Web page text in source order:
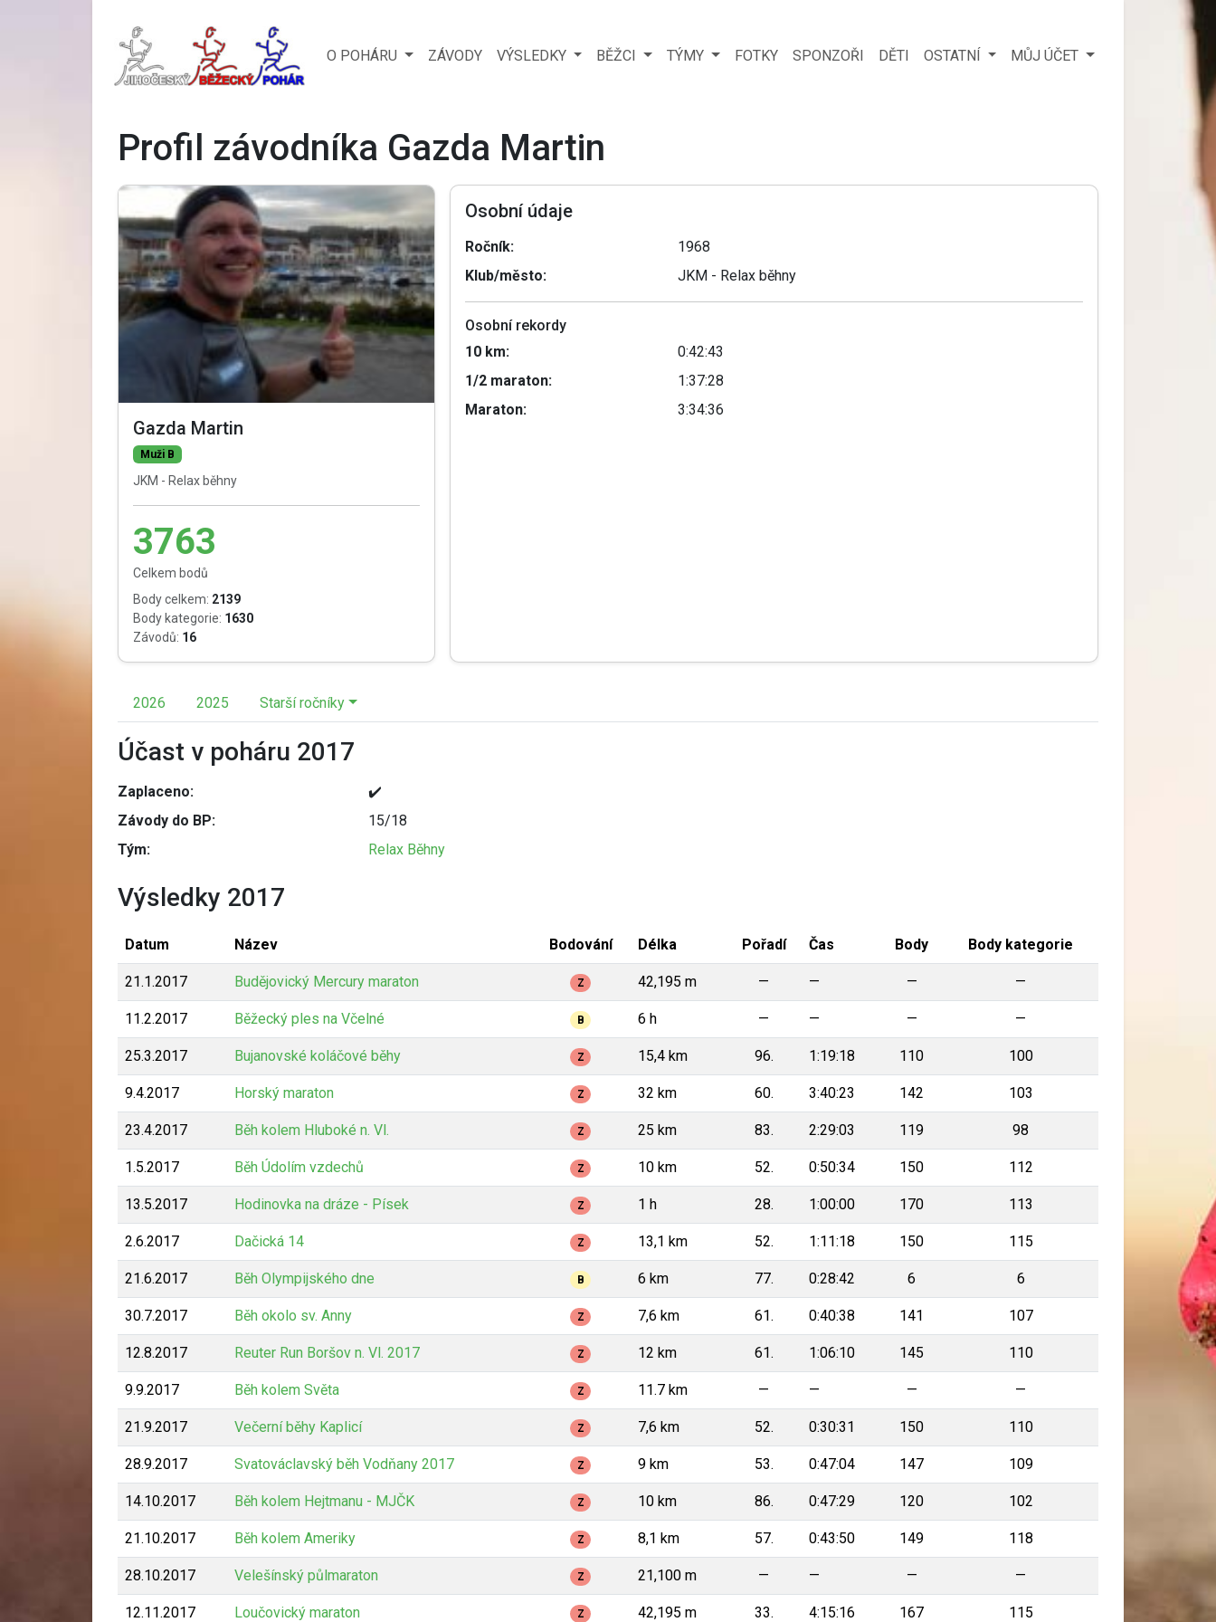
O POHÁRU ZÁVODY VÝSLEDKY BĚŽCI TÝMY FOTKY SPONZOŘI DĚTI OSTATNÍ MŮJ ÚČET
Profil závodníka Gazda Martin
Gazda Martin
Muži B
JKM - Relax běhny
3763
Celkem bodů
Body celkem: 2139
Body kategorie: 1630
Závodů: 16
Osobní údaje
Ročník:
1968
Klub/město:
JKM - Relax běhny
Osobní rekordy
10 km:
0:42:43
1/2 maraton:
1:37:28
Maraton:
3:34:36
2026 2025 Starší ročníky
Účast v poháru 2017
Zaplaceno:
✔️
Závody do BP:
15/18
Tým:
Relax Běhny
Výsledky 2017
Datum Název Bodování Délka Pořadí Čas Body Body kategorie
21.1.2017 Budějovický Mercury maraton Z 42,195 m — — — —
11.2.2017 Běžecký ples na Včelné B 6 h — — — —
25.3.2017 Bujanovské koláčové běhy Z 15,4 km 96. 1:19:18 110 100
9.4.2017 Horský maraton Z 32 km 60. 3:40:23 142 103
23.4.2017 Běh kolem Hluboké n. Vl. Z 25 km 83. 2:29:03 119 98
1.5.2017 Běh Údolím vzdechů Z 10 km 52. 0:50:34 150 112
13.5.2017 Hodinovka na dráze - Písek Z 1 h 28. 1:00:00 170 113
2.6.2017 Dačická 14 Z 13,1 km 52. 1:11:18 150 115
21.6.2017 Běh Olympijského dne B 6 km 77. 0:28:42 6 6
30.7.2017 Běh okolo sv. Anny Z 7,6 km 61. 0:40:38 141 107
12.8.2017 Reuter Run Boršov n. Vl. 2017 Z 12 km 61. 1:06:10 145 110
9.9.2017 Běh kolem Světa Z 11.7 km — — — —
21.9.2017 Večerní běhy Kaplicí Z 7,6 km 52. 0:30:31 150 110
28.9.2017 Svatováclavský běh Vodňany 2017 Z 9 km 53. 0:47:04 147 109
14.10.2017 Běh kolem Hejtmanu - MJČK Z 10 km 86. 0:47:29 120 102
21.10.2017 Běh kolem Ameriky Z 8,1 km 57. 0:43:50 149 118
28.10.2017 Velešínský půlmaraton Z 21,100 m — — — —
12.11.2017 Loučovický maraton Z 42,195 m 33. 4:15:16 167 115